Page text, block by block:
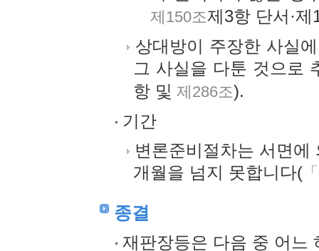
제150조제3항 단서·
상대방이 주장한 사실
그 사실을 다툰 것으로
항 및 제286조).
기간
변론준비절차는 서면
개월을 넘지 못합니다(
종결
재판장등은 다음 중 어느